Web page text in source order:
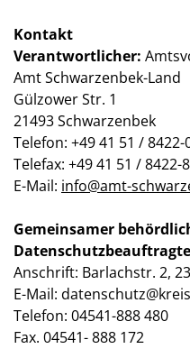
Kontakt
Verantwortlicher:
Amt Schwarzenbek-Land
Gülzower Str. 1
21493 Schwarzenbek
Telefon: +49 41 51 / 8422-
Telefax: +49 41 51 / 8422-
E-Mail: info@amt-
Gemeinsamer
Anschrift: Barlachstr. 2,
E-Mail:
Telefon: 04541-888 480
Fax. 04541- 888 172